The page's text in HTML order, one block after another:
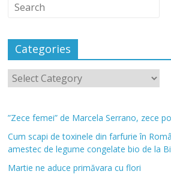
Categories
”Zece femei” de Marcela Serrano, zece
Cum scapi de toxinele din farfurie în
amestec de legume congelate bio de la
Martie ne aduce primăvara cu flori